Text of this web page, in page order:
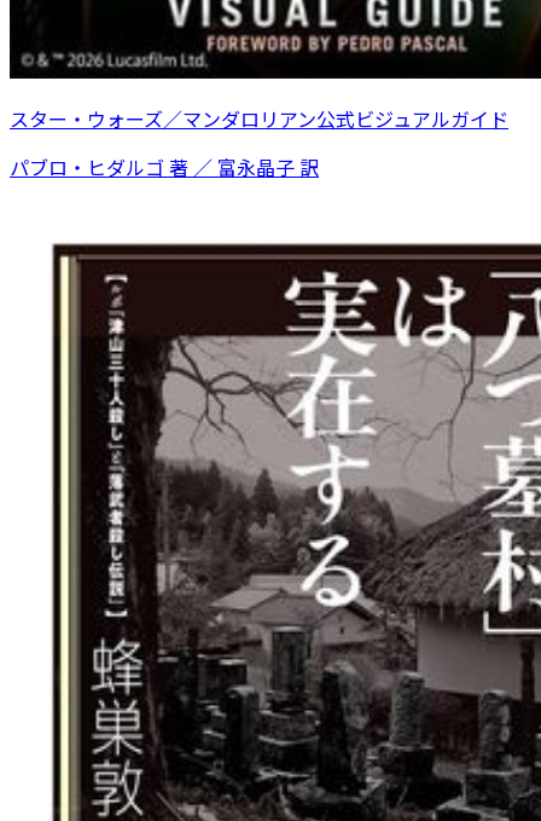
スター・ウォーズ／マンダロリアン公式ビジュアルガイド
パブロ・ヒダルゴ 著 ／ 富永晶子 訳